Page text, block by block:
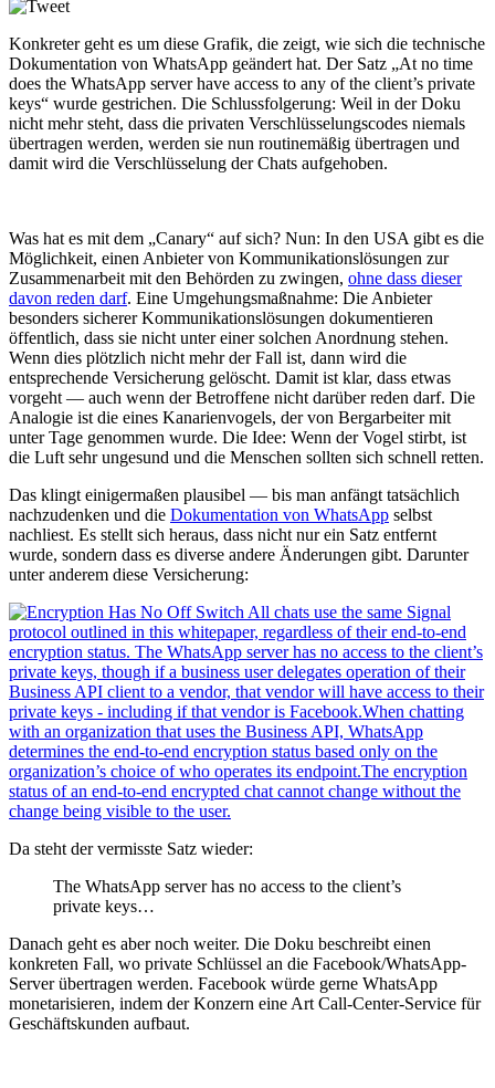
Konkreter geht es um diese Grafik, die zeigt, wie sich die technische
Dokumentation von WhatsApp geändert hat. Der Satz „At no time
does the WhatsApp server have access to any of the client’s private
keys“ wurde gestrichen. Die Schlussfolgerung: Weil in der Doku
nicht mehr steht, dass die privaten Verschlüsselungscodes niemals
übertragen werden, werden sie nun routinemäßig übertragen und
damit wird die Verschlüsselung der Chats aufgehoben.
Was hat es mit dem „Canary“ auf sich? Nun: In den USA gibt es die
Möglichkeit, einen Anbieter von Kommunikationslösungen zur
Zusammenarbeit mit den Behörden zu zwingen, ohne dass dieser
davon reden darf. Eine Umgehungsmaßnahme: Die Anbieter
besonders sicherer Kommunikationslösungen dokumentieren
öffentlich, dass sie nicht unter einer solchen Anordnung stehen.
Wenn dies plötzlich nicht mehr der Fall ist, dann wird die
entsprechende Versicherung gelöscht. Damit ist klar, dass etwas
vorgeht — auch wenn der Betroffene nicht darüber reden darf. Die
Analogie ist die eines Kanarienvogels, der von Bergarbeiter mit
unter Tage genommen wurde. Die Idee: Wenn der Vogel stirbt, ist
die Luft sehr ungesund und die Menschen sollten sich schnell retten.
Das klingt einigermaßen plausibel — bis man anfängt tatsächlich
nachzudenken und die Dokumentation von WhatsApp selbst
nachliest. Es stellt sich heraus, dass nicht nur ein Satz entfernt
wurde, sondern dass es diverse andere Änderungen gibt. Darunter
unter anderem diese Versicherung:
Da steht der vermisste Satz wieder:
The WhatsApp server has no access to the client’s
private keys…
Danach geht es aber noch weiter. Die Doku beschreibt einen
konkreten Fall, wo private Schlüssel an die Facebook/WhatsApp-
Server übertragen werden. Facebook würde gerne WhatsApp
monetarisieren, indem der Konzern eine Art Call-Center-Service für
Geschäftskunden aufbaut.